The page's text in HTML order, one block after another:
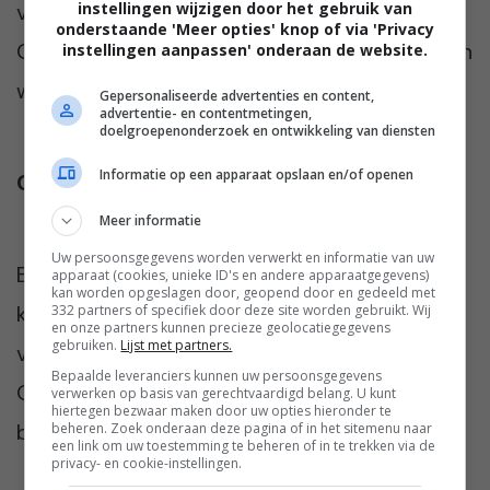
veel mooier resultaat dan gewoon papier.
Gewoon papier kan je natuurlijk wel gebruiken
wanneer je stukken tekst moet printen.
Conclusie
Buiten dat ik gewoon heel blij ben om nu te
kunnen printen, scannen en kopiëren, ben ik
vooral heel blij dat het allemaal goed werkt.
Oftewel: deze all-in-one printer is een
blijvertje.
instellingen wijzigen door het gebruik van
onderstaande 'Meer opties' knop of via 'Privacy
instellingen aanpassen' onderaan de website.
Gepersonaliseerde advertenties en content,
advertentie- en contentmetingen,
doelgroepenonderzoek en ontwikkeling van diensten
Informatie op een apparaat opslaan en/of openen
Meer informatie
Uw persoonsgegevens worden verwerkt en informatie van uw
apparaat (cookies, unieke ID's en andere apparaatgegevens)
kan worden opgeslagen door, geopend door en gedeeld met
332 partners of specifiek door deze site worden gebruikt. Wij
en onze partners kunnen precieze geolocatiegegevens
gebruiken. Lijst met partners.
Bepaalde leveranciers kunnen uw persoonsgegevens
verwerken op basis van gerechtvaardigd belang. U kunt
hiertegen bezwaar maken door uw opties hieronder te
beheren. Zoek onderaan deze pagina of in het sitemenu naar
een link om uw toestemming te beheren of in te trekken via de
privacy- en cookie-instellingen.